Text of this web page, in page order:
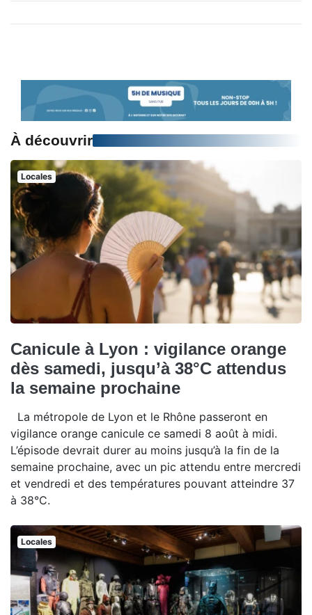
À découvrir
Locales
Canicule à Lyon : vigilance orange
dès samedi, jusqu’à 38°C attendus
la semaine prochaine
La métropole de Lyon et le Rhône passeront en
vigilance orange canicule ce samedi 8 août à midi.
L’épisode devrait durer au moins jusqu’à la fin de la
semaine prochaine, avec un pic attendu entre mercredi
et vendredi et des températures pouvant atteindre 37
à 38°C.
Locales